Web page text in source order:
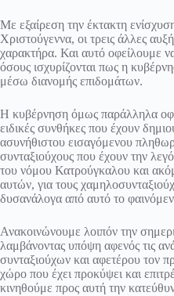
Με εξαίρεση την έκτακτη
Χριστούγεννα, οι τρεις άλλες
χαρακτήρα. Και αυτό οφείλουμε
όσους ισχυρίζονται πως η
μέσω διανομής επιδομάτων.
Η κυβέρνηση όμως παράλληλα
ειδικές συνθήκες που έχουν
ασυνήθιστου εισαγόμενου
συνταξιούχους που έχουν την
του νόμου Κατρούγκαλου και
αυτών, για τους
δυσανάλογα από αυτό το
Ανακοινώνουμε λοιπόν την
λαμβάνοντας υπόψη αφενός τις
συνταξιούχων και αφετέρου τον
χώρο που έχει προκύψει και
κινηθούμε προς αυτή την